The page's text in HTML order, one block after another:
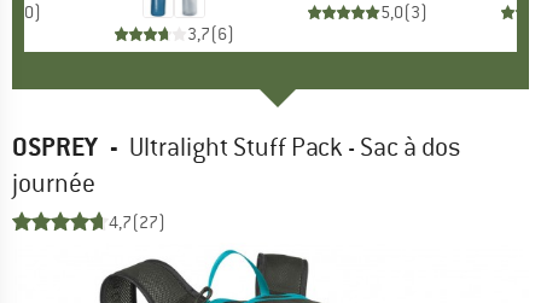
0)
3,7(6)
5,0(3)
OSPREY - Ultralight Stuff Pack - Sac à dos
journée
4,7(27)